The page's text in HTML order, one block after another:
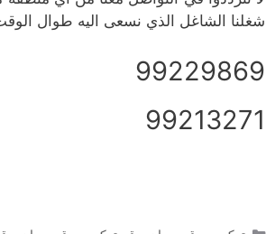
شغلنا الشاغل الذي نسعى اليه طوال
99229869
99213271